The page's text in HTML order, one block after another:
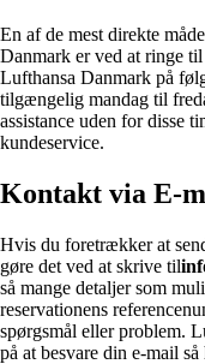
En af de mest direkte
Danmark er ved at ringe
Lufthansa Danmark på
tilgængelig mandag til
assistance uden for disse
kundeservice.
Kontakt via E-
Hvis du foretrækker at
gøre det ved at skrive til
så mange detaljer som
reservationens
spørgsmål eller problem.
på at besvare din e-mail